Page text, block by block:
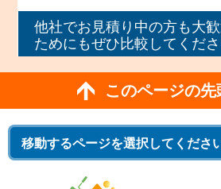
他社でお見積り中の方も大
ためにもぜひ比較してくださ
このページの先